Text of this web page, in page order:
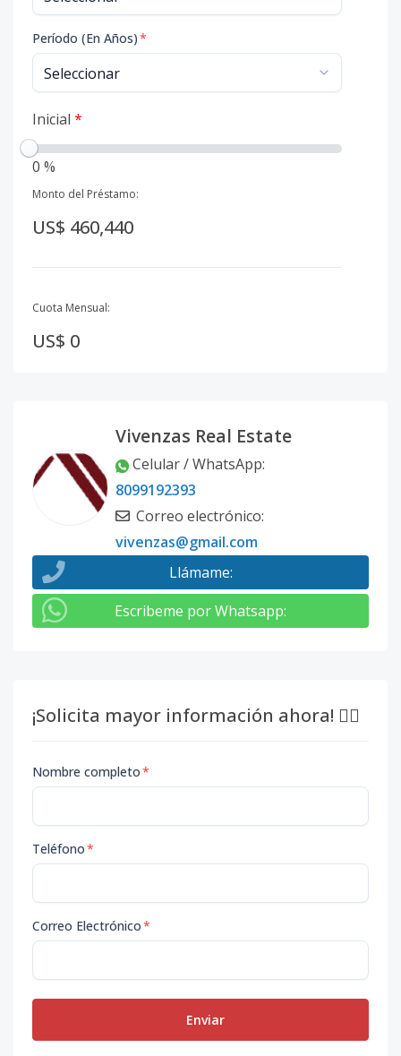
Período (En Años)*
Inicial *
0 %
Monto del Préstamo:
US$ 460,440
Cuota Mensual:
US$ 0
Vivenzas Real Estate
Celular / WhatsApp:
8099192393
Correo electrónico:
vivenzas@gmail.com
Llámame:
Escribeme por Whatsapp:
¡Solicita mayor información ahora! 👇🏽
Nombre completo*
Teléfono*
Correo Electrónico*
Enviar